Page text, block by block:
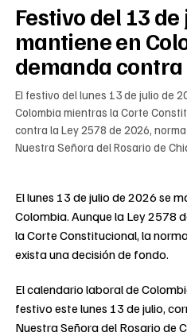
Festivo del 13
mantiene en
demanda contra
El festivo del lunes 13 de julio de
Colombia mientras la Corte
contra la Ley 2578 de 2026,
Nuestra Señora del Rosario de
El lunes 13 de julio de 2026 se
Colombia. Aunque la Ley 2578
la Corte Constitucional, la
exista una decisión de fondo.
El calendario laboral de
festivo este lunes 13 de julio,
Nuestra Señora del Rosario de